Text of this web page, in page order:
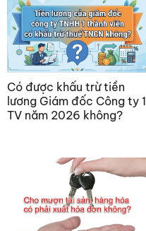
Có được khấu trừ tiền
lương Giám đốc Công ty 1
TV năm 2026 không?